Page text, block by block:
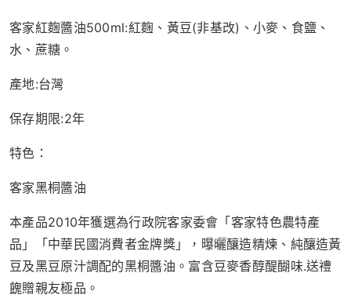
客家紅麴醬油500ml:紅麴、黃豆(非基改)、小麥、食鹽、
水、蔗糖。
產地:台灣
保存期限:2年
特色：
客家黑桐醬油
本產品2010年獲選為行政院客家委會「客家特色農特產
品」「中華民國消費者金牌獎」，曝曬釀造精煉、純釀造黃
豆及黑豆原汁調配的黑桐醬油。富含豆麥香醇醍醐味.送禮
餽贈親友極品。